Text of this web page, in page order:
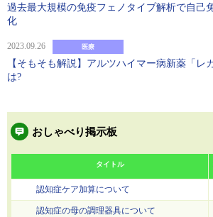
過去最大規模の免疫フェノタイプ解析で自己
化
2023.09.26 医療
【そもそも解説】アルツハイマー病新薬「レ
は?
おしゃべり掲示板
タイトル
認知症ケア加算について
認知症の母の調理器具について